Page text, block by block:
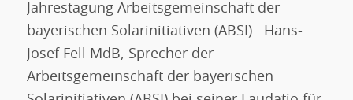
Jahrestagung Arbeitsgemeinschaft der
bayerischen Solarinitiativen (ABSI) Hans-
Josef Fell MdB, Sprecher der
Arbeitsgemeinschaft der bayerischen